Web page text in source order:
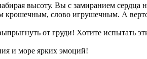
высоту. Вы с замиранием
крошечным, слово игрушечным. А
от груди! Хотите
и море ярких эмоций!